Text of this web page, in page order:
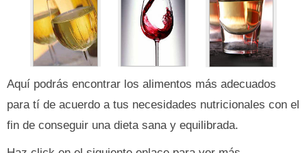
Aquí podrás encontrar los alimentos más adecuados
para tí de acuerdo a tus necesidades nutricionales con el
fin de conseguir una dieta sana y equilibrada.